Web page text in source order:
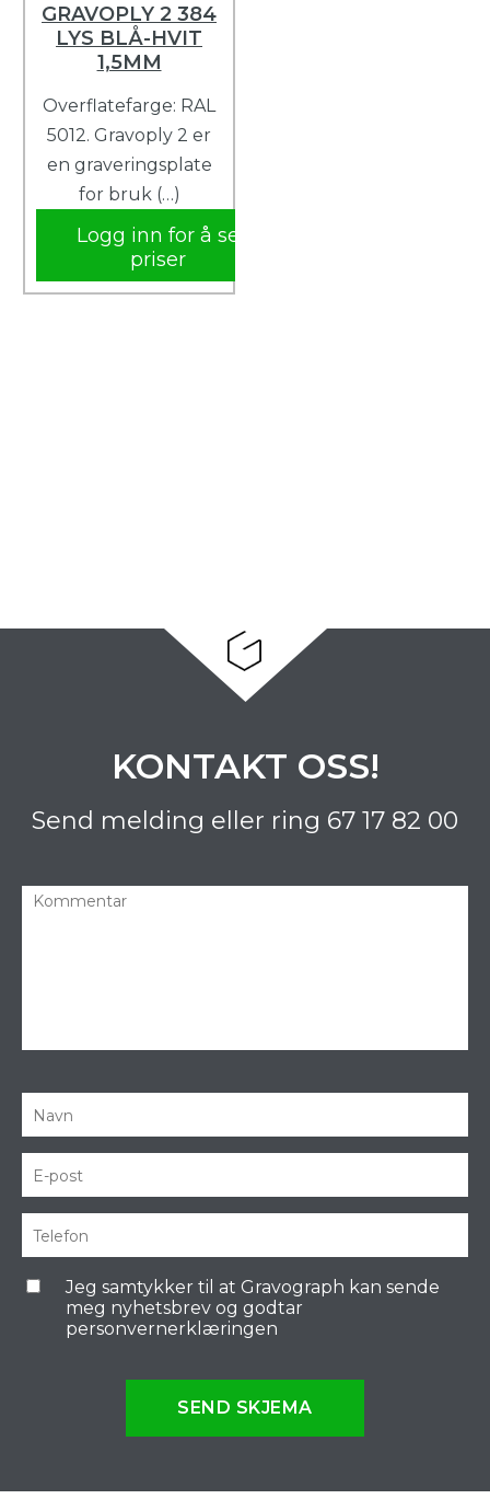
GRAVOPLY 2 384
LYS BLÅ-HVIT
1,5MM
Overflatefarge: RAL
5012. Gravoply 2 er
en graveringsplate
for bruk (…)
Logg inn for å se
priser
KONTAKT OSS!
Send melding eller ring 67 17 82 00
Jeg samtykker til at Gravograph kan sende
meg nyhetsbrev og godtar
personvernerklæringen
SEND SKJEMA